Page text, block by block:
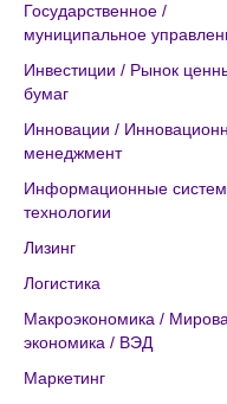
Государственное /
муниципальное
Инвестиции / Рынок
бумаг
Инновации /
менеджмент
Информационные
технологии
Лизинг
Логистика
Макроэкономика /
экономика / ВЭД
Маркетинг